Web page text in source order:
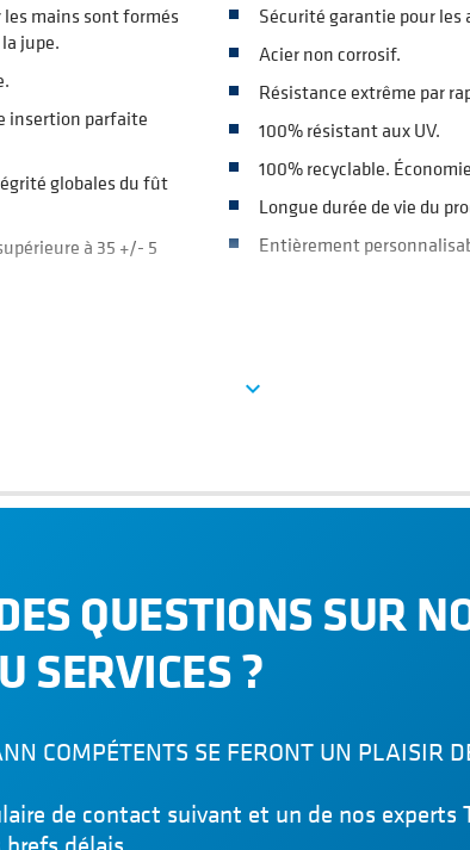
les mains sont formés
jupe.
insertion parfaite
globales du fût
à 35 +/- 5
appliqué sur une
Sécurité garantie pour
Acier non corrosif.
Résistance extrême par
100% résistant aux UV.
100% recyclable.
Longue durée de vie du
Entièrement
Eau
expand_more
QUESTIONS SUR
SERVICES ?
COMPÉTENTS SE FERONT UN PLAISIR
de contact suivant et un de nos experts